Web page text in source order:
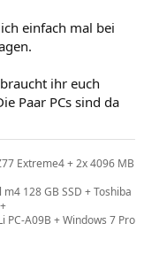
einfach mal bei
ihr euch
Paar PCs sind da
Extreme4 + 2x 4096 MB
128 GB SSD + Toshiba
PC-A09B + Windows 7 Pro